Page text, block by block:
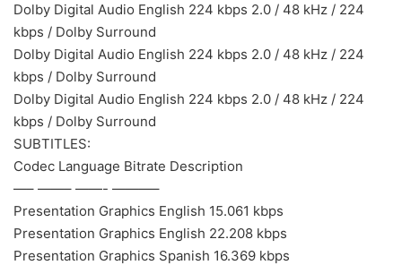
Dolby Digital Audio English 224 kbps 2.0 / 48 kHz / 224
kbps / Dolby Surround
Dolby Digital Audio English 224 kbps 2.0 / 48 kHz / 224
kbps / Dolby Surround
Dolby Digital Audio English 224 kbps 2.0 / 48 kHz / 224
kbps / Dolby Surround
SUBTITLES:
Codec Language Bitrate Description
—– ——– ——- ———–
Presentation Graphics English 15.061 kbps
Presentation Graphics English 22.208 kbps
Presentation Graphics Spanish 16.369 kbps